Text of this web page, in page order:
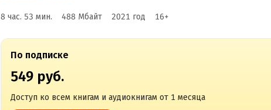
8 час. 53 мин. 488 Мбайт 2021 год 16+
По подписке
549 руб.
Доступ ко всем книгам и аудиокнигам от 1 месяца